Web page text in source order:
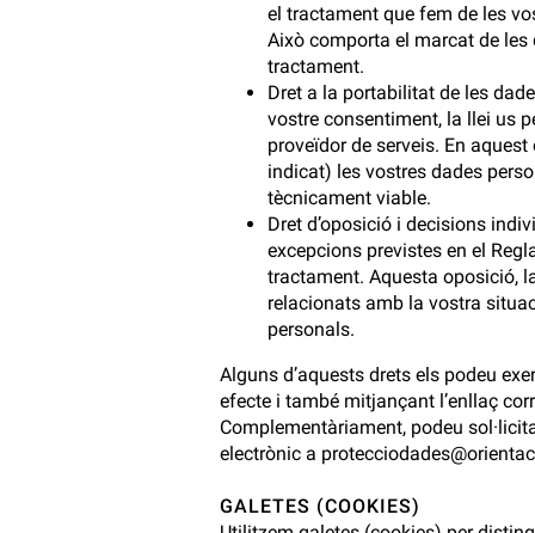
el tractament que fem de les
Això comporta el marcat de
tractament.
Dret a la portabilitat de les
vostre consentiment, la llei us
proveïdor de serveis. En
indicat) les vostres dades
tècnicament viable.
Dret d’oposició i decisions
excepcions previstes en el
tractament. Aquesta oposició,
relacionats amb la vostra
personals.
Alguns d’aquests drets els podeu
efecte i també mitjançant l’enllaç
Complementàriament, podeu
electrònic a
GALETES (COOKIES)